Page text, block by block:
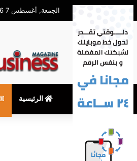
الجمعة, أغسطس 7 2026
الرئيسية